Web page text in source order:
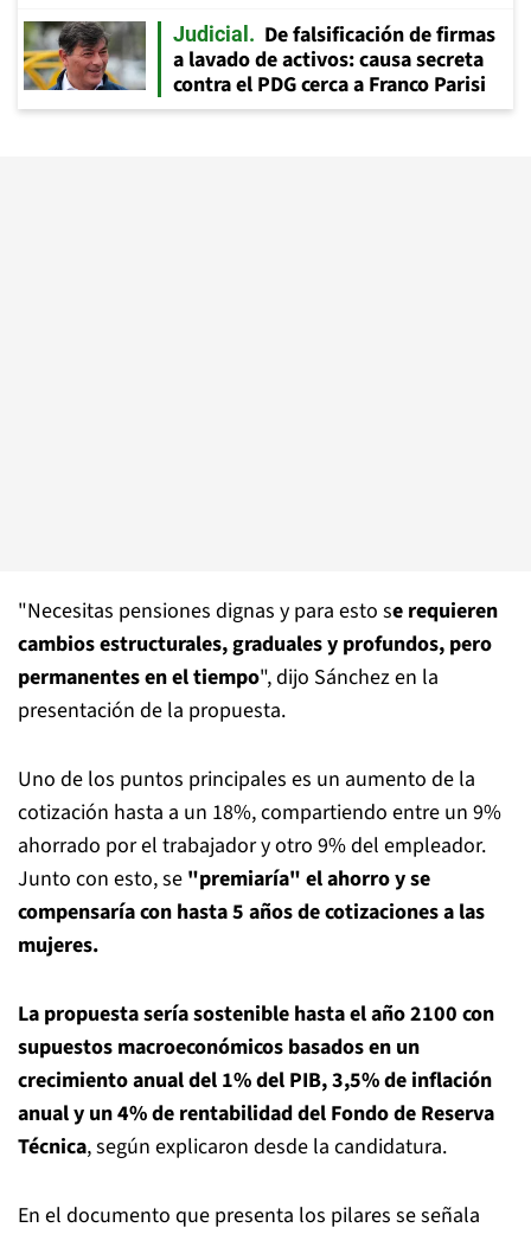
Judicial
De falsificación de firmas
a lavado de activos: causa secreta
contra el PDG cerca a Franco Parisi
"Necesitas pensiones dignas y para esto se requieren
cambios estructurales, graduales y profundos, pero
permanentes en el tiempo", dijo Sánchez en la
presentación de la propuesta.
Uno de los puntos principales es un aumento de la
cotización hasta a un 18%, compartiendo entre un 9%
ahorrado por el trabajador y otro 9% del empleador.
Junto con esto, se "premiaría" el ahorro y se
compensaría con hasta 5 años de cotizaciones a las
mujeres.
La propuesta sería sostenible hasta el año 2100 con
supuestos macroeconómicos basados en un
crecimiento anual del 1% del PIB, 3,5% de inflación
anual y un 4% de rentabilidad del Fondo de Reserva
Técnica, según explicaron desde la candidatura.
En el documento que presenta los pilares se señala